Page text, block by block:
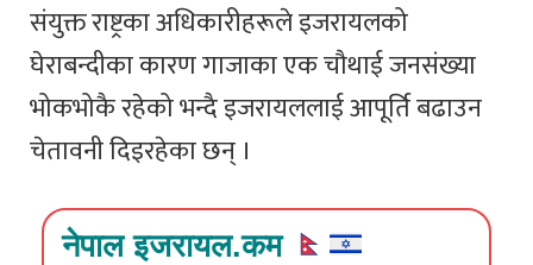
संयुक्त राष्ट्रका अधिकारीहरूले इजरायलको
घेराबन्दीका कारण गाजाका एक चौथाई जनसंख्या
भोकभोकै रहेको भन्दै इजरायललाई आपूर्ति बढाउन
चेतावनी दिइरहेका छन् ।
नेपाल इजरायल.कम